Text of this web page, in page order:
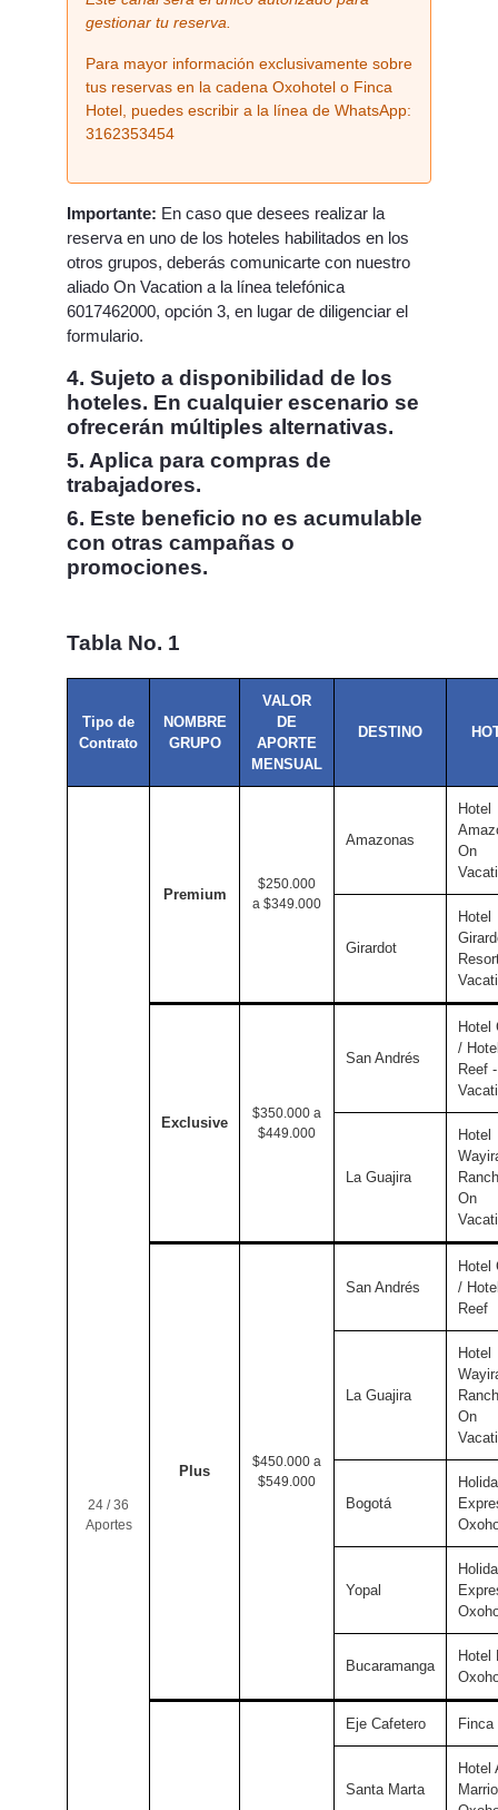
gestionar tu reserva.
Para mayor información exclusivamente sobre
tus reservas en la cadena Oxohotel o Finca
Hotel, puedes escribir a la línea de WhatsApp:
3162353454
Importante: En caso que desees realizar la
reserva en uno de los hoteles habilitados en los
otros grupos, deberás comunicarte con nuestro
aliado On Vacation a la línea telefónica
6017462000, opción 3, en lugar de diligenciar el
formulario.
4. Sujeto a disponibilidad de los
hoteles. En cualquier escenario se
ofrecerán múltiples alternativas.
5. Aplica para compras de
trabajadores.
6. Este beneficio no es acumulable
con otras campañas o
promociones.
Tabla No. 1
Tipo de
Contrato
NOMBRE
GRUPO
VALOR
DE
APORTE
MENSUAL
DESTINO
24 / 36
Aportes
Premium
$250.000
a $349.000
Amazonas
Hotel
On
Girardot
Hotel
Exclusive
$350.000 a
$449.000
San Andrés
Hotel
/
Reef
La Guajira
Hotel
On
Plus
$450.000 a
$549.000
San Andrés
Hotel
/
Reef
La Guajira
Hotel
On
Bogotá
Yopal
Bucaramanga
Hotel
Eje Cafetero Finca
Santa Marta
Hotel